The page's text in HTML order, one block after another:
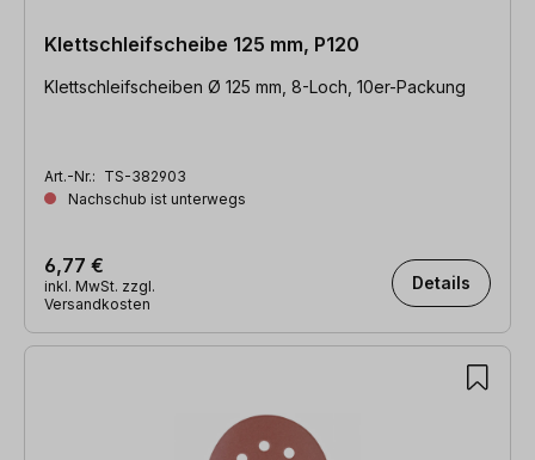
Klettschleifscheibe 125 mm, P120
Klettschleifscheiben Ø 125 mm, 8-Loch, 10er-Packung
Art.-Nr.: TS-382903
Nachschub ist unterwegs
6,77 €
inkl. MwSt. zzgl.
Versandkosten
Details